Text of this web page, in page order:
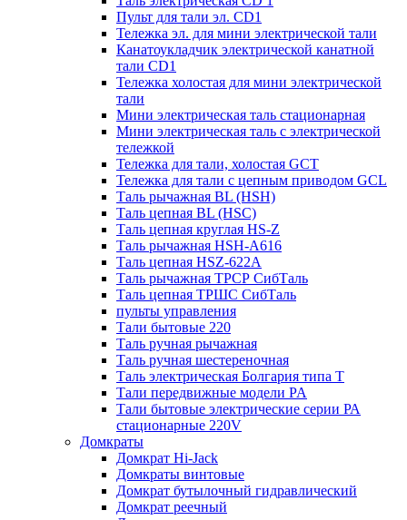
Пульт для тали эл. CD1
Тележка эл. для мини электрической тали
Канатоукладчик электрической канатной
тали CD1
Тележка холостая для мини электрической
тали
Мини электрическая таль стационарная
Мини электрическая таль с электрической
тележкой
Тележка для тали, холостая GCT
Тележка для тали с цепным приводом GCL
Таль рычажная BL (HSH)
Таль цепная BL (HSC)
Таль цепная круглая HS-Z
Таль рычажная HSH-A616
Таль цепная HSZ-622A
Таль рычажная ТРСР СибТаль
Таль цепная ТРШС СибТаль
пульты управления
Тали бытовые 220
Таль ручная рычажная
Таль ручная шестереночная
Таль электрическая Болгария типа Т
Тали передвижные модели PA
Тали бытовые электрические серии РА
стационарные 220V
Домкраты
Домкрат Hi-Jack
Домкраты винтовые
Домкрат бутылочный гидравлический
Домкрат реечный